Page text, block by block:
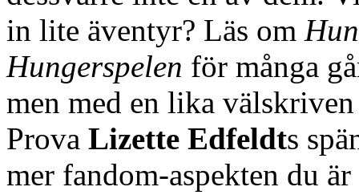
in lite äventyr? Läs om
Hungerspelen för många
men med en lika
Prova Lizette Edfeldts
mer fandom-aspekten du